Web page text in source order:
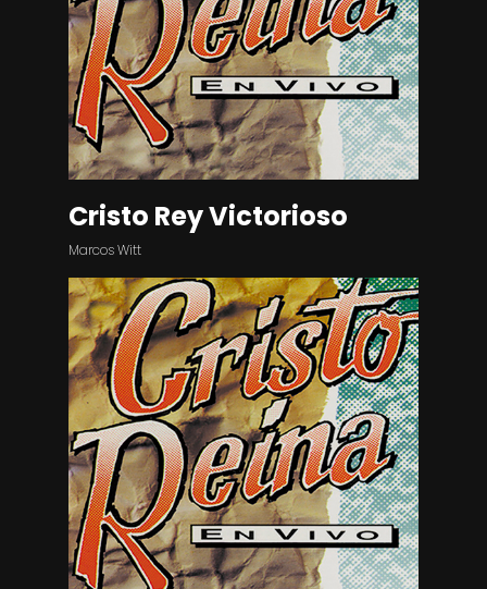
Cristo Rey Victorioso
Marcos Witt